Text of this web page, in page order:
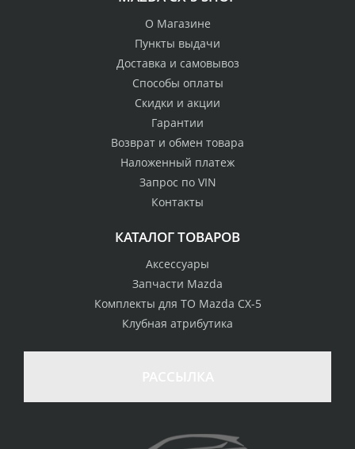
стоимости
товаром
Гарантия качества
Профессиональная
О Магазине
Пункты выдачи
Доставка и самовывоз
Способы оплаты
Скидки и акции
Гарантии
Возврат и обмен товара
Наложенный платеж
Запрос по VIN
Контакты
КАТАЛОГ ТОВАРОВ
Аксессуары
Запчасти Mazda
Комплекты для ТО Mazda CX-5
Клубная атрибутика